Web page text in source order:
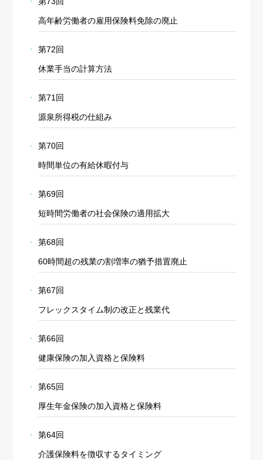
高年齢労働者の雇用保険料免除の廃止
第72回
休業手当の計算方法
第71回
源泉所得税の仕組み
第70回
時間単位の有給休暇付与
第69回
短時間労働者の社会保険の適用拡大
第68回
60時間超の残業の割増率の猶予措置廃止
第67回
フレックスタイム制の改正と残業代
第66回
健康保険の加入資格と保険料
第65回
厚生年金保険の加入資格と保険料
第64回
介護保険料を徴収するタイミング